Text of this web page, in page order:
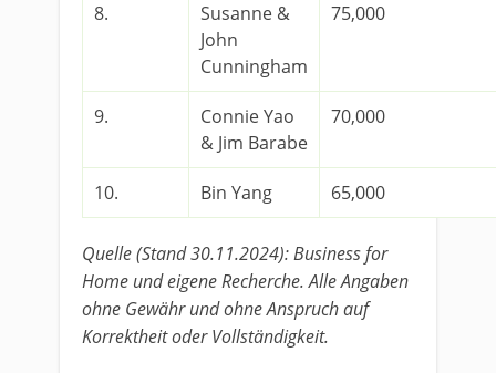
8.
Susanne &
John
Cunningham
75,000
9.
Connie Yao
& Jim Barabe
70,000
10. Bin Yang 65,000
Quelle (Stand 30.11.2024): Business for
Home und eigene Recherche. Alle Angaben
ohne Gewähr und ohne Anspruch auf
Korrektheit oder Vollständigkeit.